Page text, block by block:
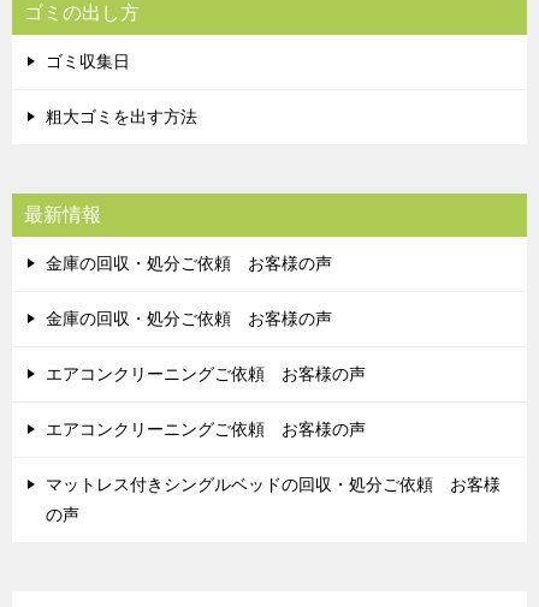
ゴミの出し方
ゴミ収集日
粗大ゴミを出す方法
最新情報
金庫の回収・処分ご依頼 お客様の声
金庫の回収・処分ご依頼 お客様の声
エアコンクリーニングご依頼 お客様の声
エアコンクリーニングご依頼 お客様の声
マットレス付きシングルベッドの回収・処分ご依頼 お客様
の声